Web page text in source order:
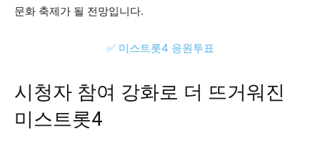
문화 축제가 될 전망입니다.
✅ 미스트롯4 응원투표
시청자 참여 강화로 더 뜨거워진
미스트롯4